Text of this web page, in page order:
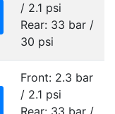
/ 2.1 psi
Rear: 33 bar /
30 psi
Front: 2.3 bar
/ 2.1 psi
Rear: 33 bar /